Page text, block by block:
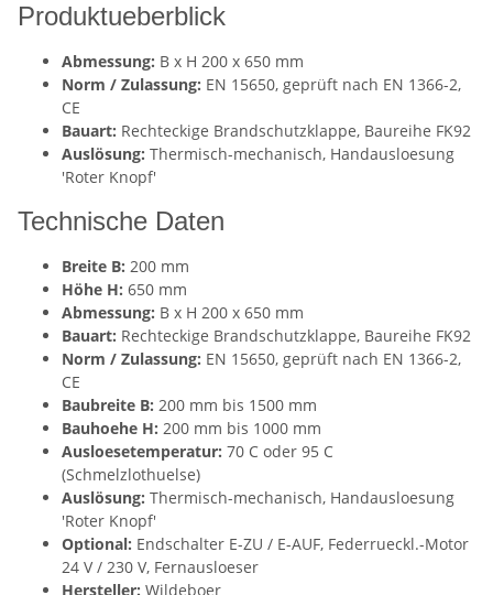
Produktueberblick
Abmessung: B x H 200 x 650 mm
Norm / Zulassung: EN 15650, geprüft nach EN 1366-2,
CE
Bauart: Rechteckige Brandschutzklappe, Baureihe FK92
Auslösung: Thermisch-mechanisch, Handausloesung
'Roter Knopf'
Technische Daten
Breite B: 200 mm
Höhe H: 650 mm
Abmessung: B x H 200 x 650 mm
Bauart: Rechteckige Brandschutzklappe, Baureihe FK92
Norm / Zulassung: EN 15650, geprüft nach EN 1366-2,
CE
Baubreite B: 200 mm bis 1500 mm
Bauhoehe H: 200 mm bis 1000 mm
Ausloesetemperatur: 70 C oder 95 C
(Schmelzlothuelse)
Auslösung: Thermisch-mechanisch, Handausloesung
'Roter Knopf'
Optional: Endschalter E-ZU / E-AUF, Federrueckl.-Motor
24 V / 230 V, Fernausloeser
Hersteller: Wildeboer